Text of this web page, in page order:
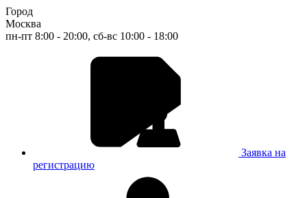
Город
Москва
пн-пт 8:00 - 20:00, сб-вс 10:00 - 18:00
Заявка на
регистрацию